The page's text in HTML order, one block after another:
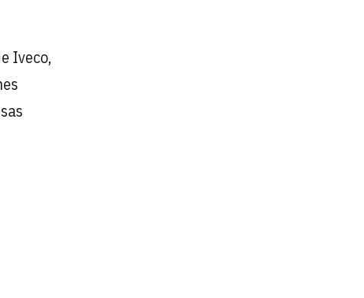
Iveco,